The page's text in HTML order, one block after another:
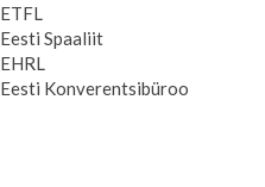
ETFL
Eesti Spaaliit
EHRL
Eesti Konverentsibüroo